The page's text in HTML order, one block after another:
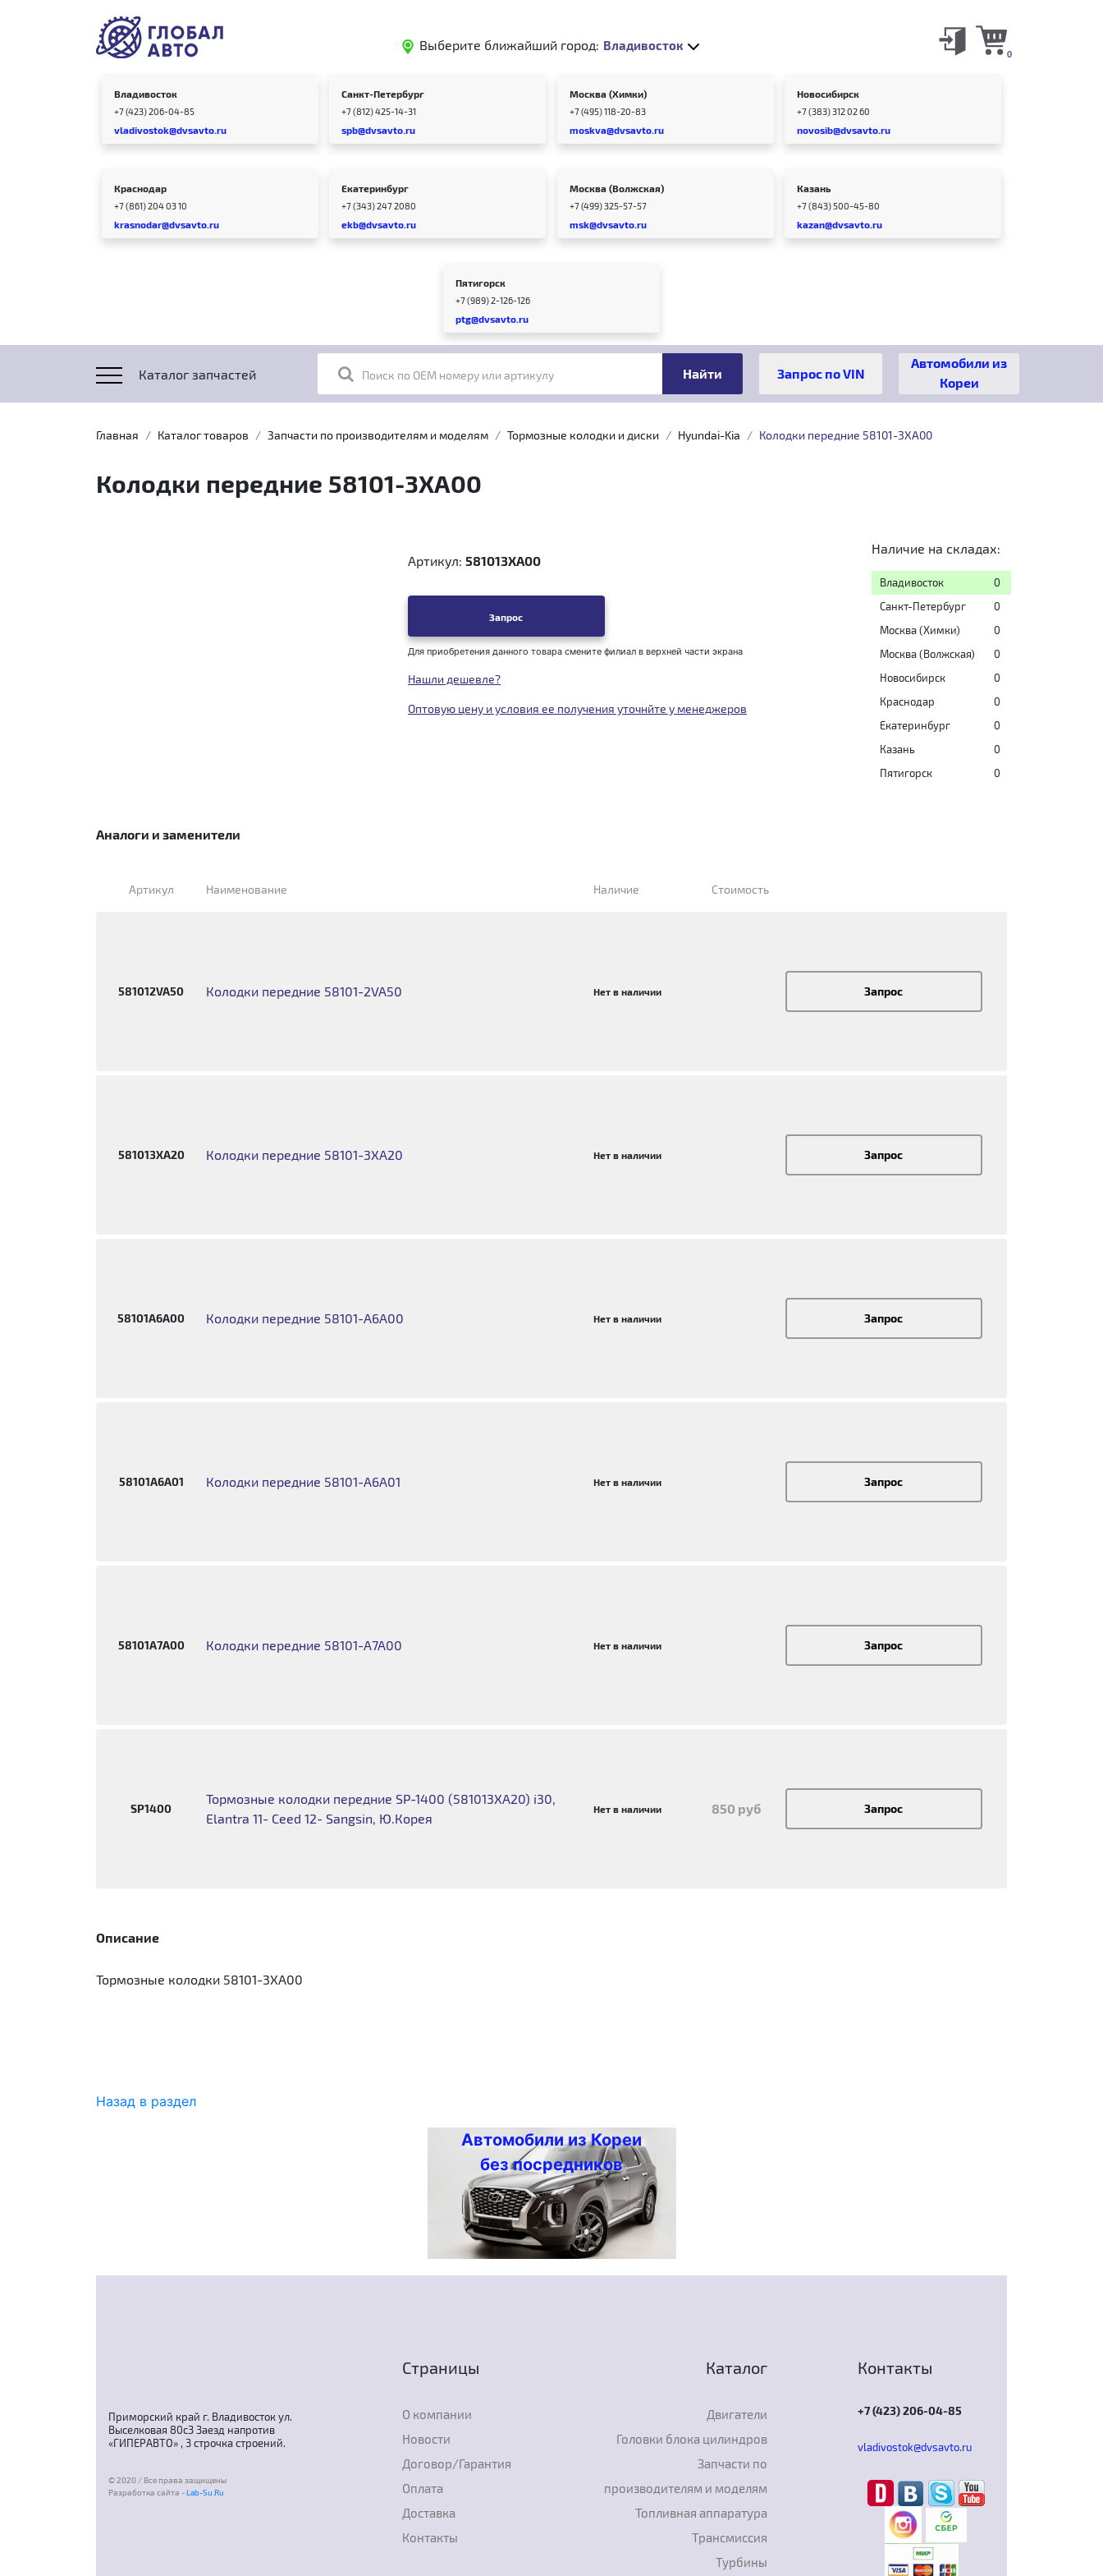
Выберите ближайший город: Владивосток
0
Владивосток
+7 (423) 206-04-85
vladivostok@dvsavto.ru
Санкт-Петербург
+7 (812) 425-14-31
spb@dvsavto.ru
Москва (Химки)
+7 (495) 118-20-83
moskva@dvsavto.ru
Новосибирск
+7 (383) 312 02 60
novosib@dvsavto.ru
Краснодар
+7 (861) 204 03 10
krasnodar@dvsavto.ru
Екатеринбург
+7 (343) 247 2080
ekb@dvsavto.ru
Москва (Волжская)
+7 (499) 325-57-57
msk@dvsavto.ru
Казань
+7 (843) 500-45-80
kazan@dvsavto.ru
Пятигорск
+7 (989) 2-126-126
ptg@dvsavto.ru
Каталог запчастей Поиск по OEM номеру или артикулу
Автомобили из
Кореи
Главная Каталог товаров Запчасти по производителям и моделям Тормозные колодки и диски Hyundai-Kia Колодки передние 58101-3XA00
Колодки передние 58101-3XA00
Артикул: 581013XA00
Запрос
Для приобретения данного товара смените филиал в верхней части экрана
Нашли дешевле?
Оптовую цену и условия ее получения уточнйте у менеджеров
Наличие на складах:
Владивосток
0
Санкт-Петербург
0
Москва (Химки)
0
Москва (Волжская)
0
Новосибирск
0
Краснодар
0
Екатеринбург
0
Казань
0
Пятигорск
0
Аналоги и заменители
Артикул Наименование Наличие Стоимость
581012VA50 Колодки передние 58101-2VA50 Нет в наличии Запрос
581013XA20 Колодки передние 58101-3XA20 Нет в наличии Запрос
58101A6A00 Колодки передние 58101-A6A00 Нет в наличии Запрос
58101A6A01 Колодки передние 58101-A6A01 Нет в наличии Запрос
58101A7A00 Колодки передние 58101-A7A00 Нет в наличии Запрос
SP1400
Тормозные колодки передние SP-1400 (581013XA20) i30,
Elantra 11- Ceed 12- Sangsin, Ю.Корея
Нет в наличии 850 руб Запрос
Описание
Тормозные колодки 58101-3XA00
Назад в раздел
Автомобили из Кореи
без посредников
Приморский край г. Владивосток ул.
Выселковая 80с3 Заезд напротив
«ГИПЕРАВТО» , 3 строчка строений.
© 2020 / Все права защищены
Разработка сайта -Lab-Su.Ru
Страницы
О компании
Новости
Договор/Гарантия
Оплата
Доставка
Контакты
Каталог
Двигатели
Головки блока цилиндров
Запчасти по
производителям и моделям
Топливная аппаратура
Трансмиссия
Турбины
Контакты
+7 (423) 206-04-85
vladivostok@dvsavto.ru